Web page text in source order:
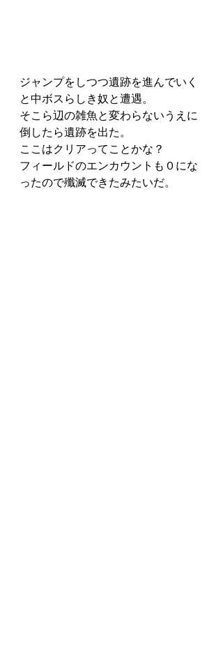
ジャンプをしつつ遺跡を進んでいく
と中ボスらしき奴と遭遇。
そこら辺の雑魚と変わらないうえに
倒したら遺跡を出た。
ここはクリアってことかな？
フィールドのエンカウントも０にな
ったので殲滅できたみたいだ。